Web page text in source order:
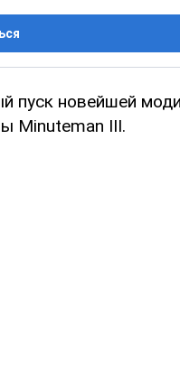
пуск новейшей
Minuteman III.